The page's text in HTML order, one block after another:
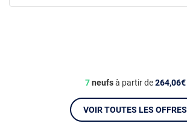
7neufsà partir de264,06€
VOIR TOUTES LES OFFRES